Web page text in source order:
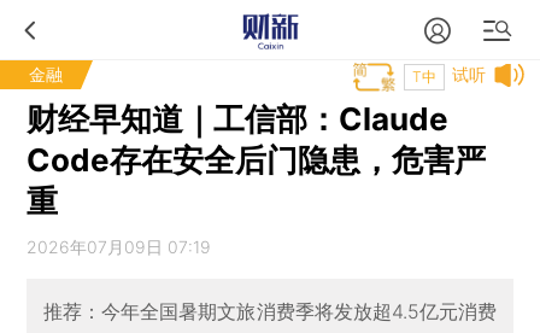
金融 试听
T中
财经早知道｜工信部：Claude
Code存在安全后门隐患，危害严
重
2026年07月09日 07:19
推荐：今年全国暑期文旅消费季将发放超4.5亿元消费